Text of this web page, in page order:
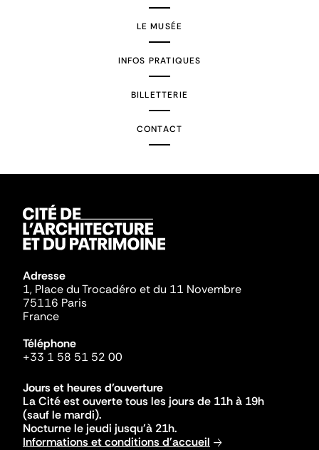
LE MUSÉE
INFOS PRATIQUES
BILLETTERIE
CONTACT
Adresse
1, Place du Trocadéro et du 11 Novembre
75116 Paris
France
Téléphone
+33 1 58 51 52 00
Jours et heures d'ouverture
La Cité est ouverte tous les jours de 11h à 19h
(sauf le mardi).
Nocturne le jeudi jusqu'à 21h.
Informations et conditions d'accueil